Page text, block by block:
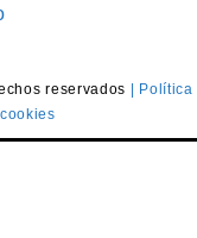
reservados
| Política